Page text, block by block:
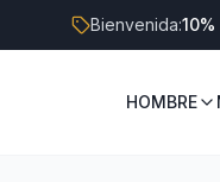
Bienvenida:
HOMBRE